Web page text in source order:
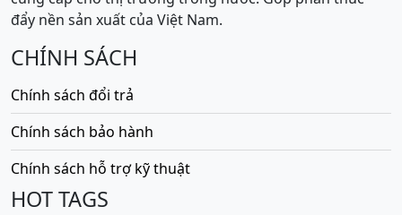
đẩy nền sản xuất của Việt Nam.
CHÍNH SÁCH
Chính sách đổi trả
Chính sách bảo hành
Chính sách hỗ trợ kỹ thuật
HOT TAGS